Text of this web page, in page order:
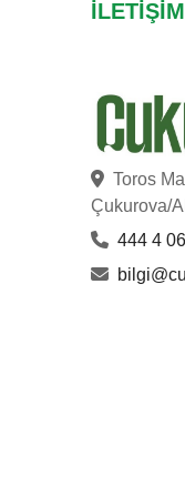
İLETIŞIM
Toros
Çukurova/
444 4